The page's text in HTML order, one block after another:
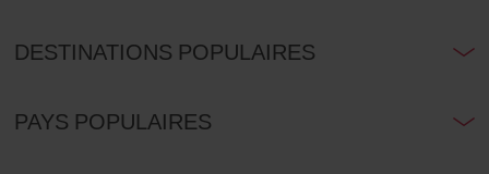
DESTINATIONS POPULAIRES
PAYS POPULAIRES